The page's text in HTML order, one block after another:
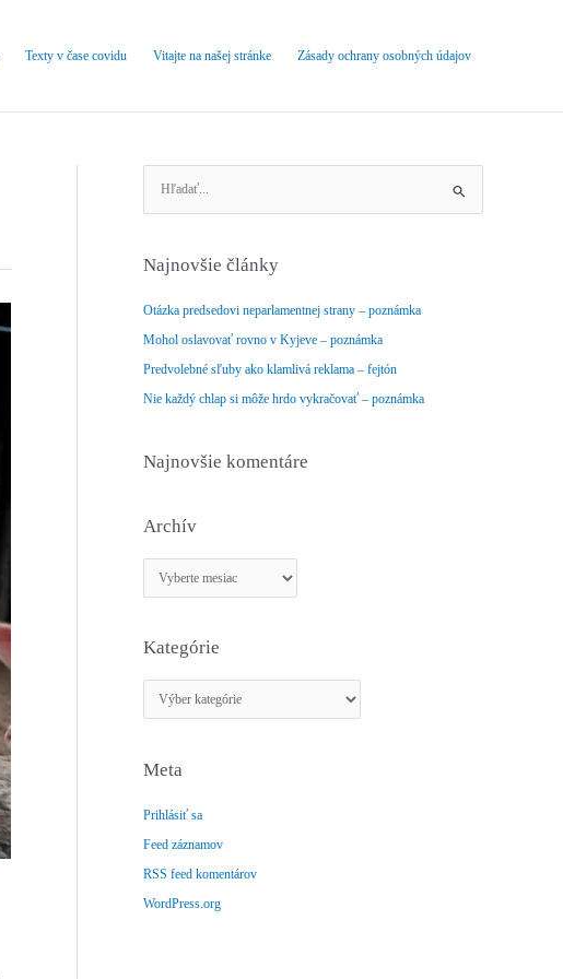
Texty v čase covidu Vitajte na našej stránke Zásady ochrany osobných údajov
ľ
d
a
ť
Najnovšie články
Otázka predsedovi neparlamentnej strany – poznámka
Mohol oslavovať rovno v Kyjeve – poznámka
Predvolebné sľuby ako klamlivá reklama – fejtón
Nie každý chlap si môže hrdo vykračovať – poznámka
Najnovšie komentáre
Archív
r
h
Kategórie
a
e
ó
r
i
e
Meta
Prihlásiť sa
Feed záznamov
RSS feed komentárov
WordPress.org